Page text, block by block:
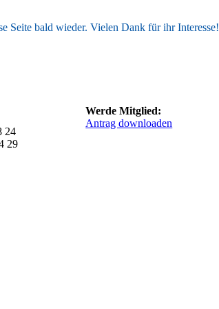
Seite bald wieder. Vielen Dank für ihr Interesse!
24
29
Werde Mitglied:
Antrag downloaden